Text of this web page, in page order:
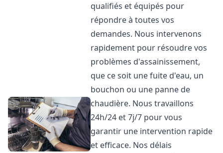
qualifiés et équipés pour
répondre à toutes vos
demandes. Nous intervenons
rapidement pour résoudre vos
problèmes d'assainissement,
que ce soit une fuite d'eau, un
bouchon ou une panne de
chaudière. Nous travaillons
24h/24 et 7j/7 pour vous
garantir une intervention rapide
et efficace. Nos délais